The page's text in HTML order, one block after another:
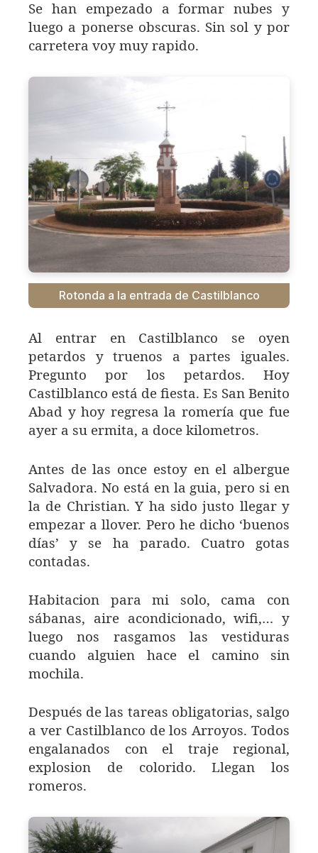
Se han empezado a formar nubes y
luego a ponerse obscuras. Sin sol y por
carretera voy muy rapido.
Rotonda a la entrada de Castilblanco
Al entrar en Castilblanco se oyen
petardos y truenos a partes iguales.
Pregunto por los petardos. Hoy
Castilblanco está de fiesta. Es San Benito
Abad y hoy regresa la romería que fue
ayer a su ermita, a doce kilometros.
Antes de las once estoy en el albergue
Salvadora. No está en la guia, pero si en
la de Christian. Y ha sido justo llegar y
empezar a llover. Pero he dicho ‘buenos
días’ y se ha parado. Cuatro gotas
contadas.
Habitacion para mi solo, cama con
sábanas, aire acondicionado, wifi,… y
luego nos rasgamos las vestiduras
cuando alguien hace el camino sin
mochila.
Después de las tareas obligatorias, salgo
a ver Castilblanco de los Arroyos. Todos
engalanados con el traje regional,
explosion de colorido. Llegan los
romeros.